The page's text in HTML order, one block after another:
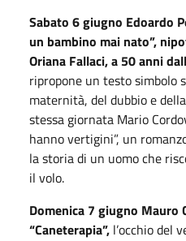
Sabato 6 giugno Edoardo
un bambino mai nato”,
Oriana Fallaci, a 50 anni
ripropone un testo simbolo
maternità, del dubbio e
stessa giornata Mario
hanno vertigini”, un
la storia di un uomo che
il volo.
Domenica 7 giugno Mauro
“Caneterapia”, l’occhio del